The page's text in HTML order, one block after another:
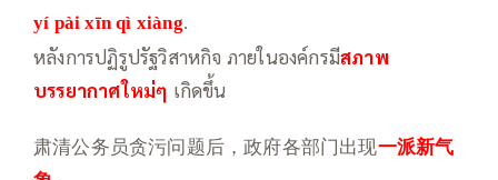
yí pài xīn qì xiàng.
หลังการปฏิรูปรัฐวิสาหกิจ ภายในองค์กรมีสภาพ
บรรยากาศใหม่ๆ เกิดขึ้น
肃清公务员贪污问题后，政府各部门出现一派新气